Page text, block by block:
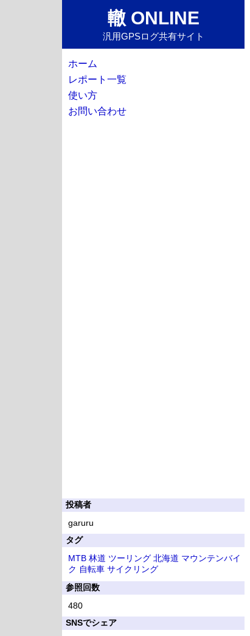
轍 ONLINE
汎用GPSログ共有サイト
ホーム
レポート一覧
使い方
お問い合わせ
投稿者
garuru
タグ
MTB 林道 ツーリング 北海道 マウンテンバイ
ク 自転車 サイクリング
参照回数
480
SNSでシェア